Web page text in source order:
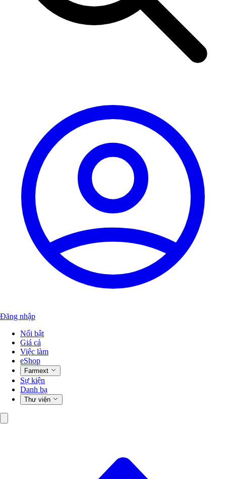
Đăng nhập
Nổi bật
Giá cả
Việc làm
eShop
Farmext
Sự kiện
Danh bạ
Thư viện